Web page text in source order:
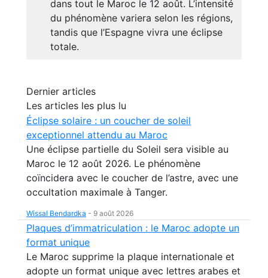
dans tout le Maroc le 12 août. L’intensité
du phénomène variera selon les régions,
tandis que l’Espagne vivra une éclipse
totale.
Dernier articles
Les articles les plus lu
Éclipse solaire : un coucher de soleil
exceptionnel attendu au Maroc
Une éclipse partielle du Soleil sera visible au
Maroc le 12 août 2026. Le phénomène
coïncidera avec le coucher de l’astre, avec une
occultation maximale à Tanger.
Wissal Bendardka - 9 août 2026
Plaques d’immatriculation : le Maroc adopte un
format unique
Le Maroc supprime la plaque internationale et
adopte un format unique avec lettres arabes et